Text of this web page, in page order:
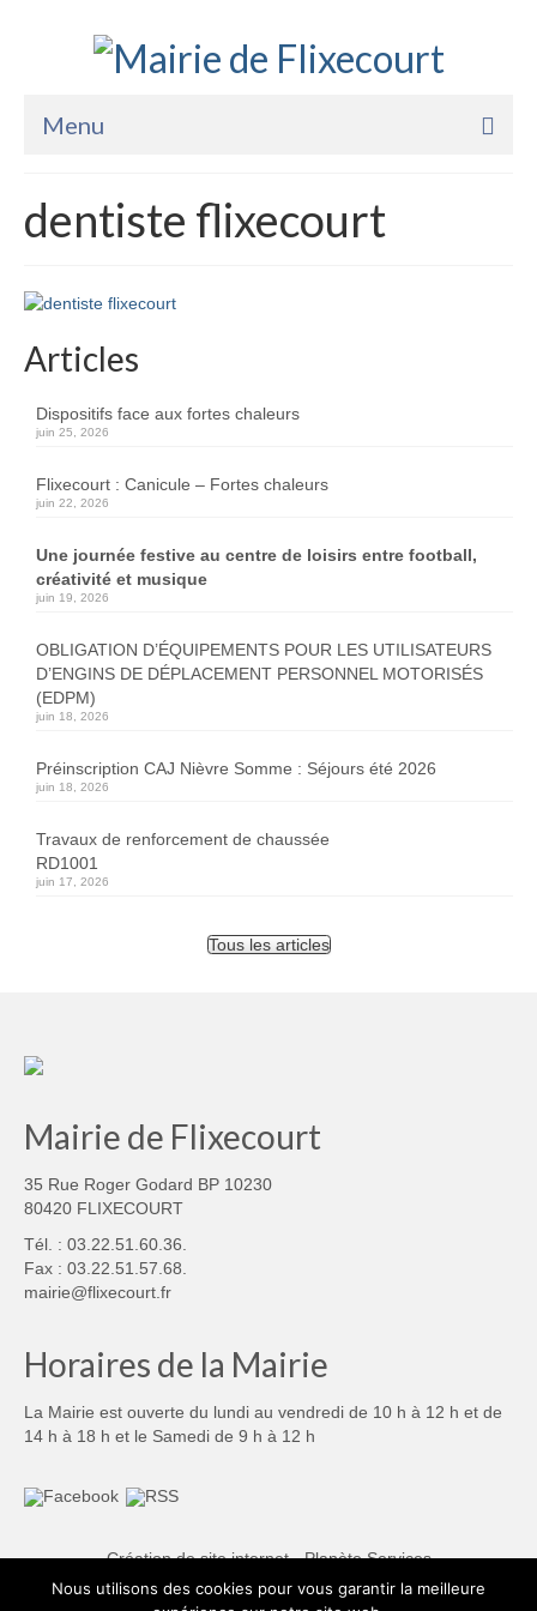
Menu
La Mairie
Sports Loisirs et Culture
dentiste flixecourt
Articles
Dispositifs face aux fortes chaleurs
juin 25, 2026
Flixecourt : Canicule – Fortes chaleurs
juin 22, 2026
Une journée festive au centre de loisirs entre football,
créativité et musique
juin 19, 2026
OBLIGATION D’ÉQUIPEMENTS POUR LES UTILISATEURS
D’ENGINS DE DÉPLACEMENT PERSONNEL MOTORISÉS
(EDPM)
juin 18, 2026
Préinscription CAJ Nièvre Somme : Séjours été 2026
juin 18, 2026
Travaux de renforcement de chaussée
RD1001
juin 17, 2026
Tous les articles
Mairie de Flixecourt
35 Rue Roger Godard BP 10230
80420 FLIXECOURT
Tél. : 03.22.51.60.36.
Fax : 03.22.51.57.68.
mairie@flixecourt.fr
Horaires de la Mairie
La Mairie est ouverte du lundi au vendredi de 10 h à 12 h et de
14 h à 18 h et le Samedi de 9 h à 12 h
Création de site internet - Planète Services
Nous utilisons des cookies pour vous garantir la meilleure